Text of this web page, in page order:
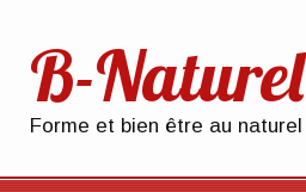
B-Naturel
Forme et bien être au naturel